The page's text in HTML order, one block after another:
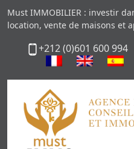
Must IMMOBILIER : investir
location, vente de maisons et
+212 (0)601 600 994